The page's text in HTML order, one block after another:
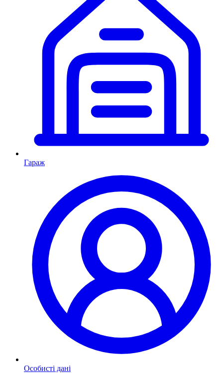
Гараж
Особисті дані